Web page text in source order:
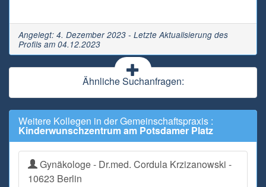
Angelegt: 4. Dezember 2023 - Letzte Aktualisierung des
Profils am 04.12.2023
Ähnliche Suchanfragen:
Weitere Kollegen in der Gemeinschaftspraxis :
Kinderwunschzentrum am Potsdamer Platz
Gynäkologe - Dr.med. Cordula Krzizanowski -
10623 Berlin